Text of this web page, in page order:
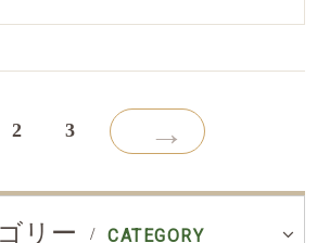
2 3 →
リー CATEGORY